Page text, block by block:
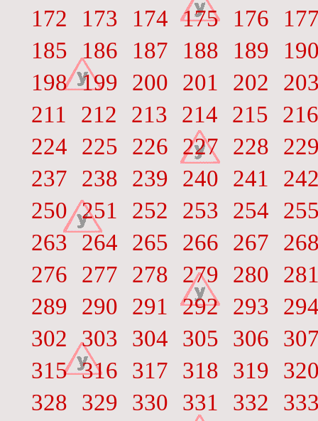
172
173 174 175 176
185
186 187 188 189
198 199 200 201 202
211
212 213 214 215
216
224
225 226 227 228
237
238 239 240 241
250 251 252 253 254
263
264 265 266 267
276
277 278 279 280
289
290 291 292 293
302
303 304 305 306
315 316 317 318 319
328
329 330 331 332